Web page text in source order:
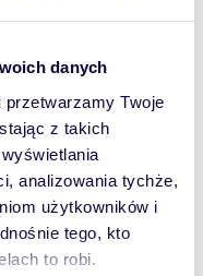
danych
przetwarzamy Twoje
z takich
analizowania tychże,
użytkowników i
tego, kto
to robi.
Zatwierdź